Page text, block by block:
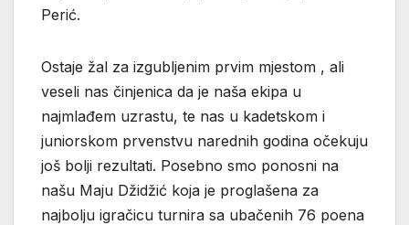
Perić.
Ostaje žal za izgubljenim prvim mjestom , ali
veseli nas činjenica da je naša ekipa u
najmlađem uzrastu, te nas u kadetskom i
juniorskom prvenstvu narednih godina očekuju
još bolji rezultati. Posebno smo ponosni na
našu Maju Džidžić koja je proglašena za
najbolju igračicu turnira sa ubačenih 76 poena